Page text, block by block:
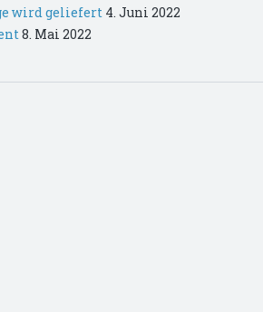
wird geliefert 4. Juni 2022
8. Mai 2022